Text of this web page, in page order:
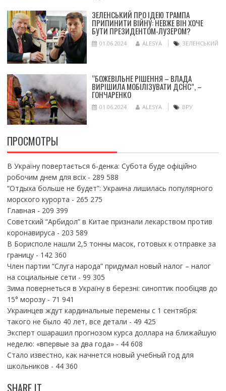
ЗЕЛЕНСЬКИЙ ПРО ІДЕЮ ТРАМПА
ПРИПИНИТИ ВІЙНУ: НЕВЖЕ ВІН ХОЧЕ
БУТИ ПРЕЗИДЕНТОМ-ЛУЗЕРОМ?
01.06.2024 ALESYA ЗЕЛЕНСЬКИЙ
“БОЖЕВІЛЬНЕ РІШЕННЯ – ВЛАДА
ВИРІШИЛА МОБІЛІЗУВАТИ ДСНС”, –
ГОНЧАРЕНКО
01.06.2024 ALESYA ВРУ
ПРОСМОТРЫ
В Україну повертається 6-денка: Субота буде офіційно
робочим днем для всіх- 289 588
“Отдыха больше не будет”: Украина лишилась популярного
морского курорта - 265 275
Главная - 209 399
Советский “Арбидол” в Китае признали лекарством против
коронавируса - 203 589
В Борисполе нашли 2,5 тонны масок, готовых к отправке за
границу- 142 360
Член партии “Слуга народа” придумал новый налог – налог
на социальные сети - 99 305
Зима повернеться в Україну в березні: синоптик пообіцяв до
15° морозу- 71 941
Украинцев ждут кардинальные перемены с 1 сентября:
такого не было 40 лет, все детали - 49 425
Эксперт ошарашил прогнозом курса доллара на ближайшую
неделю: «впервые за два года»- 44 608
Стало известно, как начнется новый учебный год для
школьников - 44 360